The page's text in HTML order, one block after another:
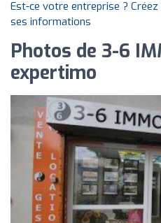
Est-ce votre entreprise ?
ses informations
Photos de 3-6
expertimo